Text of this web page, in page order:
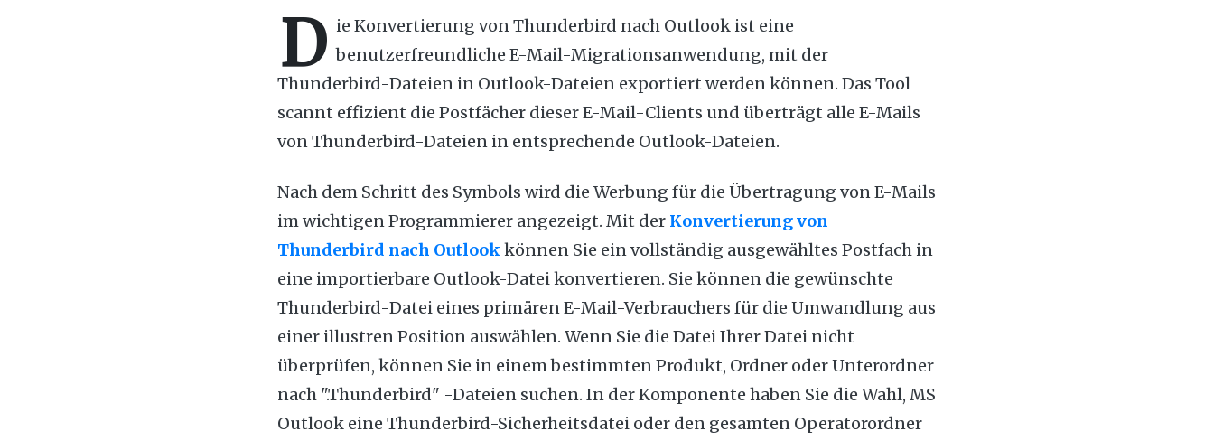
D ie Konvertierung von Thunderbird nach Outlook ist eine
benutzerfreundliche E-Mail-Migrationsanwendung, mit der
Thunderbird-Dateien in Outlook-Dateien exportiert werden können. Das Tool
scannt effizient die Postfächer dieser E-Mail-Clients und überträgt alle E-Mails
von Thunderbird-Dateien in entsprechende Outlook-Dateien.
Nach dem Schritt des Symbols wird die Werbung für die Übertragung von E-Mails
im wichtigen Programmierer angezeigt. Mit der Konvertierung von
Thunderbird nach Outlook können Sie ein vollständig ausgewähltes Postfach in
eine importierbare Outlook-Datei konvertieren. Sie können die gewünschte
Thunderbird-Datei eines primären E-Mail-Verbrauchers für die Umwandlung aus
einer illustren Position auswählen. Wenn Sie die Datei Ihrer Datei nicht
überprüfen, können Sie in einem bestimmten Produkt, Ordner oder Unterordner
nach ".Thunderbird" -Dateien suchen. In der Komponente haben Sie die Wahl, MS
Outlook eine Thunderbird-Sicherheitsdatei oder den gesamten Operatorordner